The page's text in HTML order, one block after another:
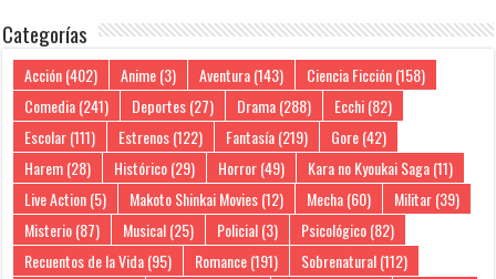
Categorías
Acción(402) Anime(3) Aventura(143) Ciencia Ficción(158)
Comedia(241) Deportes(27) Drama(288) Ecchi(82)
Escolar(111) Estrenos(122) Fantasía(219) Gore(42)
Harem(28) Histórico(29) Horror(49) Kara no Kyoukai Saga(11)
Live Action(5) Makoto Shinkai Movies(12) Mecha(60) Militar(39)
Misterio(87) Musical(25) Policial(3) Psicológico(82)
Recuentos de la Vida(95) Romance(191) Sobrenatural(112)